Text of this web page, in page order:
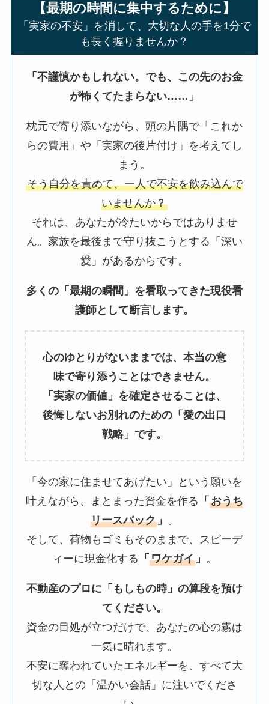
【最期の時間に集中するために】
「実家の不安」を消して、大切な人の手を1分で
も長く握りませんか？
「不謹慎かもしれない。でも、この先のお金
が怖くてたまらない……」
枕元で寄り添いながら、頭の片隅で「これか
らの費用」や「実家の後片付け」を考えてし
まう。
そう自分を責めて、一人で不安を飲み込んで
いませんか？
それは、あなたが冷たいからではありませ
ん。家族を最後まで守り抜こうとする「深い
愛」があるからです。
多くの「最期の瞬間」を看取ってきた現役看
護師として断言します。
心のゆとりがないままでは、本当の意
味で寄り添うことはできません。
「実家の価値」を確定させることは、
後悔しないお別れのための「愛の出口
戦略」です。
「今の家に住ませてあげたい」という願いを
叶えながら、まとまった資金を作る 「 おうち
リースバック 」 。
そして、荷物もゴミもそのままで、スピーデ
ィーに現金化する 「 ワケガイ 」 。
不動産のプロに「もしもの時」の算段を預け
てください。
資金の目処が立つだけで、あなたの心の霧は
一気に晴れます。
不安に奪われていたエネルギーを、すべて大
切な人との「温かい会話」に注いでくださ